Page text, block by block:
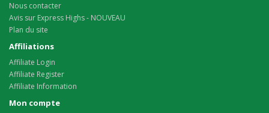
Nous contacter
Avis sur Express Highs - NOUVEAU
Plan du site
Affiliations
Affiliate Login
Affiliate Register
Affiliate Information
Mon compte